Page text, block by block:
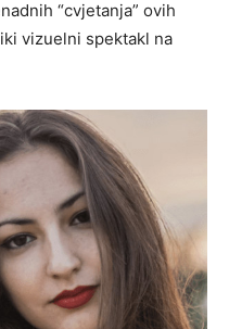
“cvjetanja” ovih
vizuelni spektakl na